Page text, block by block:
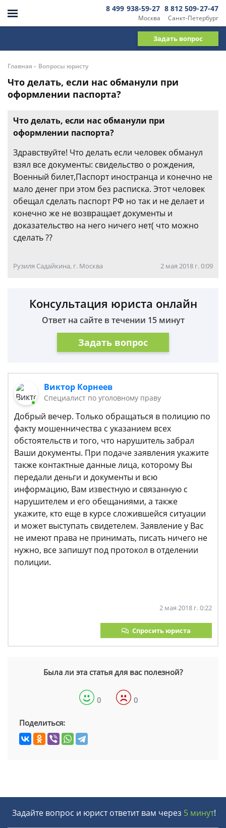
Москва
8 499 938-59-27
Санкт-Петербург
8 812 509-27-47
Задать вопрос
Главная - Вопросы юристу
Что делать, если нас обманули при
оформлении паспорта?
Что делать, если нас обманули при
оформлении паспорта?
Здравствуйте! Что делать если человек обманул
взял все документы: свидельство о рождения,
Военный билет,Паспорт иностранца и конечно не
мало денег при этом без расписка. Этот человек
обещал сделать паспорт РФ но так и не делает и
конечно же не возвращает документы и
доказательство на него ничего нет( что можно
сделать ??
Рузиля Садайкина, г. Москва 2 мая 2018 г. 0:09
Консультация юриста онлайн
Ответ на сайте в течении 15 минут
Задать вопрос
Виктор Корнеев
Cпециалист по уголовному праву
Добрый вечер. Только обращаться в полицию по
факту мошенничества с указанием всех
обстоятельств и того, что нарушитель забрал
Ваши документы. При подаче заявления укажите
также контактные данные лица, которому Вы
передали деньги и документы и всю
информацию, Вам известную и связанную с
нарушителем и его обещаниями, а также
укажите, кто еще в курсе сложившейся ситуации
и может выступать свидетелем. Заявление у Вас
не имеют права не принимать, писать ничего не
нужно, все запишут под протокол в отделении
полиции.
2 мая 2018 г. 0:22
Спросить юриста
Была ли эта статья для вас полезной?
0 0
Поделиться:
Задайте вопрос и юрист ответит вам через 5 минут!